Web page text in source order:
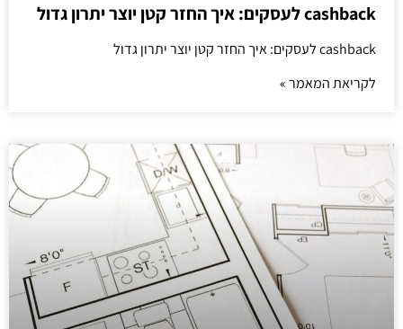
cashback לעסקים: איך החזר קטן יוצר יתרון גדול
cashback לעסקים: איך החזר קטן יוצר יתרון גדול
לקריאת המאמר »